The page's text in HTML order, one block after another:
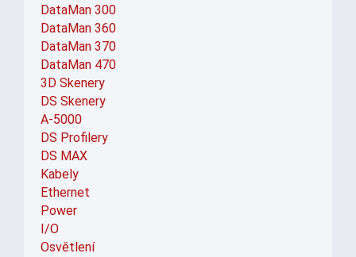
DataMan 300
DataMan 360
DataMan 370
DataMan 470
3D Skenery
DS Skenery
A-5000
DS Profilery
DS MAX
Kabely
Ethernet
Power
I/O
Osvětlení